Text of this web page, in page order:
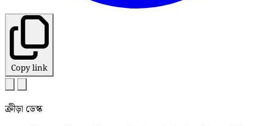
Copy link
ক্রীড়া ডেস্ক